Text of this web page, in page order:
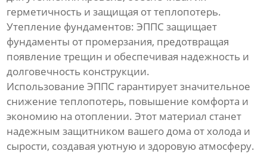
профилей из ПВХ
Экструзионная линия по
наполнителей из
полиэтилена
Линия по производству
пластиковых плит
Линия по производству
герметичность и защищая от теплопотерь.
Утепление фундаментов: ЭППС защищает
фундаменты от промерзания, предотвращая
появление трещин и обеспечивая надежность и
долговечность конструкции.
Использование ЭППС гарантирует значительное
снижение теплопотерь, повышение комфорта и
экономию на отоплении. Этот материал станет
надежным защитником вашего дома от холода и
сырости, создавая уютную и здоровую атмосферу.